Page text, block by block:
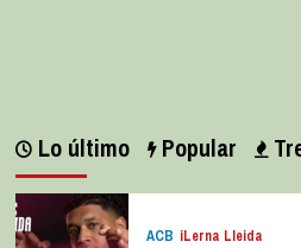
Lo último Popular
ACB iLerna Lleida